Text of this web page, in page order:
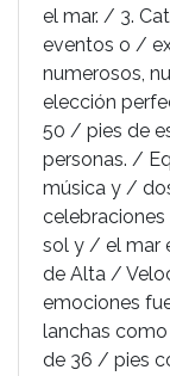
el mar. / 3.
eventos o /
numerosos,
elección
50 / pies de
personas. /
música y /
sol y / el mar
de Alta /
emociones
lanchas
de 36 / pies